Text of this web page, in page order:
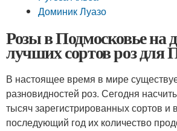
Доминик Луазо
Розы в Подмосковье на
лучших сортов роз для
В настоящее время в мире
разновидностей роз. Сегодня
тысяч зарегистрированных сортов и
последующий год их количество